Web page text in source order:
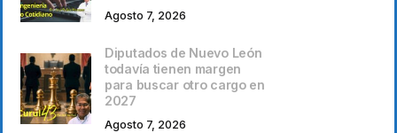
Agosto 7, 2026
Diputados de Nuevo León
todavía tienen margen
para buscar otro cargo en
2027
Agosto 7, 2026